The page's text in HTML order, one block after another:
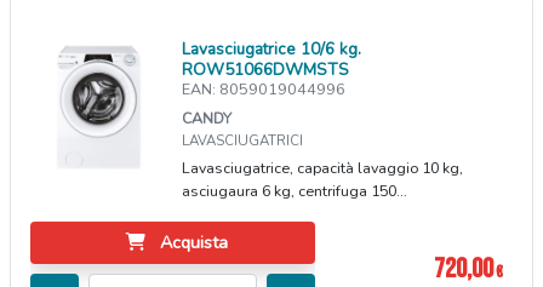
Lavasciugatrice 10/6 kg.
ROW51066DWMSTS
EAN: 8059019044996
CANDY
LAVASCIUGATRICI
Lavasciugatrice, capacità lavaggio 10 kg,
asciugaura 6 kg, centrifuga 150...
Acquista
720,00€